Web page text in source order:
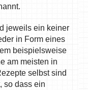
jeweils ein keiner
in Form eines
beispielsweise
am meisten in
selbst sind
so dass ein